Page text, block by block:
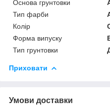
Основа грунтовки
Тип фарби
Колір
Форма випуску
Тип грунтовки
Приховати
Умови доставки